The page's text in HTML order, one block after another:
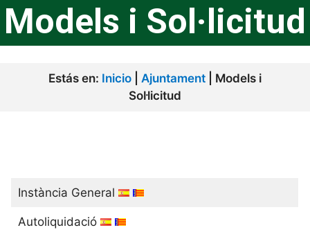
Models i Sol·licitud
Estás en: Inicio Ajuntament
Models i
Sol·licitud
Instància General
Autoliquidació